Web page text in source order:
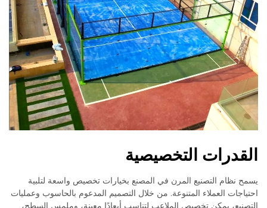
القدرات التخصيصية
يسمح نظام التصنيع المرن في المصنع بخيارات تخصيص واسعة لتلبية
احتياجات العملاء المتنوعة. من خلال التصميم المدعوم بالحاسوب وعمليات
التصنيع، يمكن تخصيص الملاعب لتناسب أبعادًا معينة، وملمس السطح،